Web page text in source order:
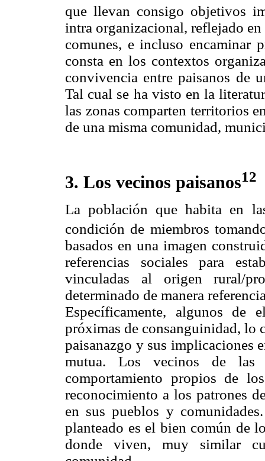
que llevan consigo objetivos
intra organizacional, reflejado
comunes, e incluso encaminar
consta en los contextos
convivencia entre paisanos de
Tal cual se ha visto en la
las zonas comparten territorios
de una misma comunidad,
3. Los vecinos paisanos12
La población que habita en
condición de miembros
basados en una imagen
referencias sociales para
vinculadas al origen rural/
determinado de manera
Específicamente, algunos de
próximas de consanguinidad, lo
paisanazgo y sus implicaciones
mutua. Los vecinos de las
comportamiento propios de
reconocimiento a los patrones
en sus pueblos y
planteado es el bien común de
donde viven, muy similar